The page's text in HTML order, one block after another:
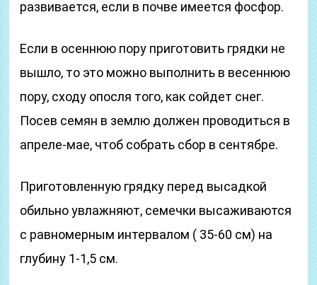
развивается, если в почве имеется фосфор.
Если в осеннюю пору приготовить грядки не
вышло, то это можно выполнить в весеннюю
пору, сходу опосля того, как сойдет снег.
Посев семян в землю должен проводиться в
апреле-мае, чтоб собрать сбор в сентябре.
Приготовленную грядку перед высадкой
обильно увлажняют, семечки высаживаются
с равномерным интервалом ( 35-60 см) на
глубину 1-1,5 см.